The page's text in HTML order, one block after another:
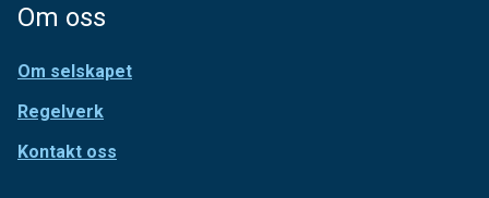
Om oss
Om selskapet
Regelverk
Kontakt oss